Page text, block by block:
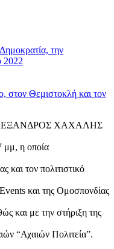
την
2022
Θεμιστοκλή και τον
ΑΛΕΞΑΝΔΡΟΣ ΧΑΧΑΛΗΣ
μμ, η οποία
και τον πολιτιστικό
και της Ομοσπονδίας
με την στήριξη της
“Αχαιών Πολιτεία”.